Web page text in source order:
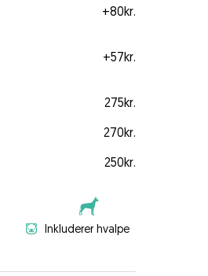
+80kr.
+57kr.
275kr.
270kr.
250kr.
Inkluderer hvalpe